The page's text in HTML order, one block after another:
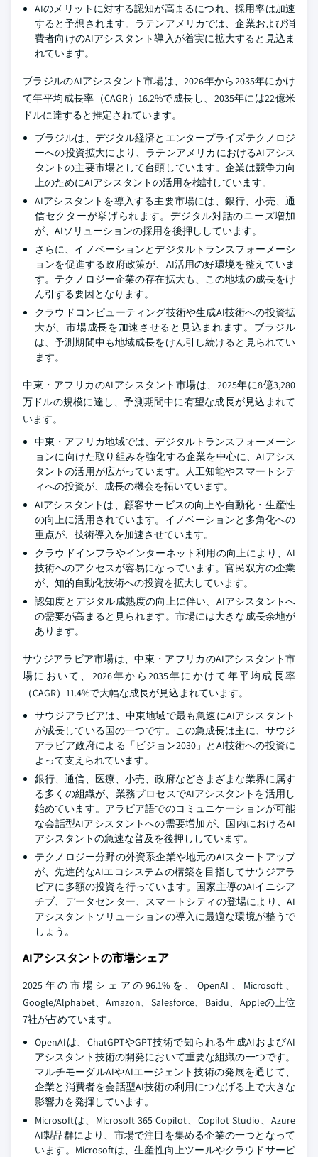
AIのメリットに対する認知が高まるにつれ、採用率は加速
すると予想されます。ラテンアメリカでは、企業および消
費者向けのAIアシスタント導入が着実に拡大すると見込ま
れています。
ブラジルのAIアシスタント市場は、2026年から2035年にかけ
て年平均成長率（CAGR）16.2%で成長し、2035年には22億米
ドルに達すると推定されています。
ブラジルは、デジタル経済とエンタープライズテクノロジ
ーへの投資拡大により、ラテンアメリカにおけるAIアシス
タントの主要市場として台頭しています。企業は競争力向
上のためにAIアシスタントの活用を検討しています。
AIアシスタントを導入する主要市場には、銀行、小売、通
信セクターが挙げられます。デジタル対話のニーズ増加
が、AIソリューションの採用を後押ししています。
さらに、イノベーションとデジタルトランスフォーメーシ
ョンを促進する政府政策が、AI活用の好環境を整えていま
す。テクノロジー企業の存在拡大も、この地域の成長をけ
ん引する要因となります。
クラウドコンピューティング技術や生成AI技術への投資拡
大が、市場成長を加速させると見込まれます。ブラジル
は、予測期間中も地域成長をけん引し続けると見られてい
ます。
中東・アフリカのAIアシスタント市場は、2025年に8億3,280
万ドルの規模に達し、予測期間中に有望な成長が見込まれて
います。
中東・アフリカ地域では、デジタルトランスフォーメーシ
ョンに向けた取り組みを強化する企業を中心に、AIアシス
タントの活用が広がっています。人工知能やスマートシテ
ィへの投資が、成長の機会を拓いています。
AIアシスタントは、顧客サービスの向上や自動化・生産性
の向上に活用されています。イノベーションと多角化への
重点が、技術導入を加速させています。
クラウドインフラやインターネット利用の向上により、AI
技術へのアクセスが容易になっています。官民双方の企業
が、知的自動化技術への投資を拡大しています。
認知度とデジタル成熟度の向上に伴い、AIアシスタントへ
の需要が高まると見られます。市場には大きな成長余地が
あります。
サウジアラビア市場は、中東・アフリカのAIアシスタント市
場において、2026年から2035年にかけて年平均成長率
（CAGR）11.4%で大幅な成長が見込まれています。
サウジアラビアは、中東地域で最も急速にAIアシスタント
が成長している国の一つです。この急成長は主に、サウジ
アラビア政府による「ビジョン2030」とAI技術への投資に
よって支えられています。
銀行、通信、医療、小売、政府などさまざまな業界に属す
る多くの組織が、業務プロセスでAIアシスタントを活用し
始めています。アラビア語でのコミュニケーションが可能
な会話型AIアシスタントへの需要増加が、国内におけるAI
アシスタントの急速な普及を後押ししています。
テクノロジー分野の外資系企業や地元のAIスタートアップ
が、先進的なAIエコシステムの構築を目指してサウジアラ
ビアに多額の投資を行っています。国家主導のAIイニシア
チブ、データセンター、スマートシティの登場により、AI
アシスタントソリューションの導入に最適な環境が整うで
しょう。
AIアシスタントの市場シェア
2025年の市場シェアの96.1%を、OpenAI、Microsoft、
Google/Alphabet、Amazon、Salesforce、Baidu、Appleの上位
7社が占めています。
OpenAIは、ChatGPTやGPT技術で知られる生成AIおよびAI
アシスタント技術の開発において重要な組織の一つです。
マルチモーダルAIやAIエージェント技術の発展を通じて、
企業と消費者を会話型AI技術の利用につなげる上で大きな
影響力を発揮しています。
Microsoftは、Microsoft 365 Copilot、Copilot Studio、Azure
AI製品群により、市場で注目を集める企業の一つとなって
います。Microsoftは、生産性向上ツールやクラウドサービ